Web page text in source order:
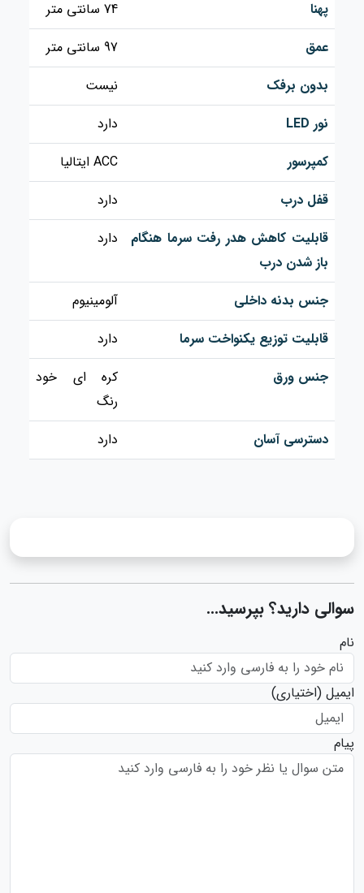
پهنا
74 سانتی متر
عمق
97 سانتی متر
بدون برفک
نیست
نور LED
دارد
کمپرسور
ACC ایتالیا
قفل درب
دارد
قابلیت کاهش هدر رفت سرما هنگام
باز شدن درب
دارد
جنس بدنه داخلی
آلومینیوم
قابلیت توزیع یکنواخت سرما
دارد
جنس ورق
کره ای خود
رنگ
دسترسی آسان
دارد
سوالی دارید؟ بپرسید...
نام
ایمیل (اختیاری)
پیام